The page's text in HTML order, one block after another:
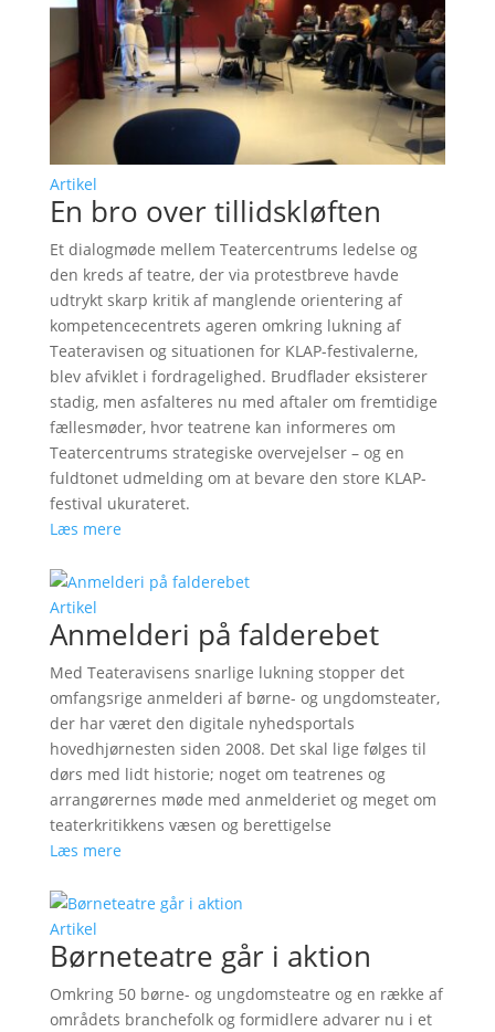
Artikel
En bro over tillidskløften
Et dialogmøde mellem Teatercentrums ledelse og
den kreds af teatre, der via protestbreve havde
udtrykt skarp kritik af manglende orientering af
kompetencecentrets ageren omkring lukning af
Teateravisen og situationen for KLAP-festivalerne,
blev afviklet i fordragelighed. Brudflader eksisterer
stadig, men asfalteres nu med aftaler om fremtidige
fællesmøder, hvor teatrene kan informeres om
Teatercentrums strategiske overvejelser – og en
fuldtonet udmelding om at bevare den store KLAP-
festival ukurateret.
Læs mere
Artikel
Anmelderi på falderebet
Med Teateravisens snarlige lukning stopper det
omfangsrige anmelderi af børne- og ungdomsteater,
der har været den digitale nyhedsportals
hovedhjørnesten siden 2008. Det skal lige følges til
dørs med lidt historie; noget om teatrenes og
arrangørernes møde med anmelderiet og meget om
teaterkritikkens væsen og berettigelse
Læs mere
Artikel
Børneteatre går i aktion
Omkring 50 børne- og ungdomsteatre og en række af
områdets branchefolk og formidlere advarer nu i et